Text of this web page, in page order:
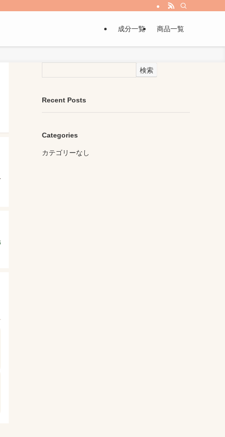
成分一覧 商品一覧
検索
Recent Posts
Categories
カテゴリーなし